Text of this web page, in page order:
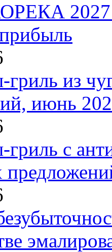
2027:
гриль из
июнь
гриль с